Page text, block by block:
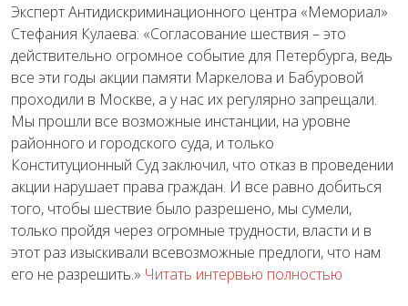
Эксперт Антидискриминационного центра «Мемориал»
Стефания Кулаева: «Согласование шествия – это
действительно огромное событие для Петербурга, ведь
все эти годы акции памяти Маркелова и Бабуровой
проходили в Москве, а у нас их регулярно запрещали.
Мы прошли все возможные инстанции, на уровне
районного и городского суда, и только
Конституционный Суд заключил, что отказ в проведении
акции нарушает права граждан. И все равно добиться
того, чтобы шествие было разрешено, мы сумели,
только пройдя через огромные трудности, власти и в
этот раз изыскивали всевозможные предлоги, что нам
его не разрешить.» Читать интервью полностью